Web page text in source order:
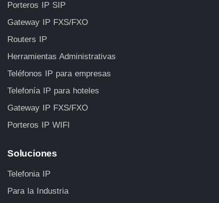
Porteros IP SIP
Gateway IP FXS/FXO
Routers IP
Herramientas Administrativas
Teléfonos IP para empresas
Telefonía IP para hoteles
Gateway IP FXS/FXO
Porteros IP WIFI
Soluciones
Telefonia IP
Para la Industria